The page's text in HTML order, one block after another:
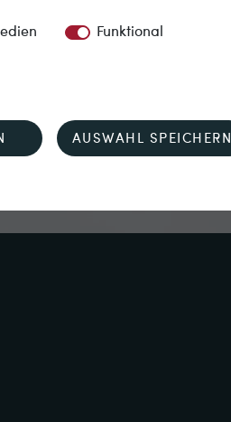
Funktional
AUSWAHL SPEICHERN